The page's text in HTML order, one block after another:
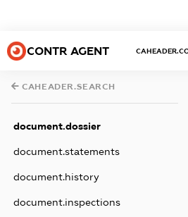
CONTR AGENT
CAHEADER.SEARCH
document.dossier
document.statements
document.history
document.inspections